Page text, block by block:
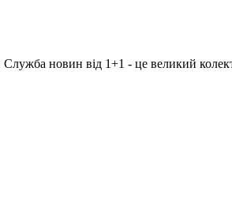
Служба новин від 1+1 - це великий